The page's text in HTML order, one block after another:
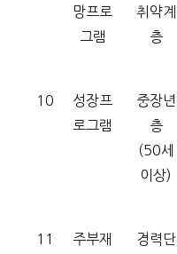
망프로
그램
취약계
층
10
성장프
로그램
중장년
층
(50세
이상)
11 주부재 경력단